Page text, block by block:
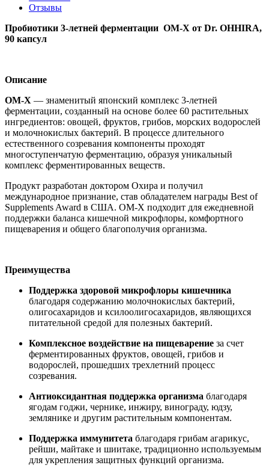
Отзывы
Пробиотики 3-летней ферментации OM-X от Dr. OHHIRA,
90 капсул
Описание
OM-X — знаменитый японский комплекс 3-летней
ферментации, созданный на основе более 60 растительных
ингредиентов: овощей, фруктов, грибов, морских водорослей
и молочнокислых бактерий. В процессе длительного
естественного созревания компоненты проходят
многоступенчатую ферментацию, образуя уникальный
комплекс ферментированных веществ.
Продукт разработан доктором Охира и получил
международное признание, став обладателем награды Best of
Supplements Award в США. OM-X подходит для ежедневной
поддержки баланса кишечной микрофлоры, комфортного
пищеварения и общего благополучия организма.
Преимущества
Поддержка здоровой микрофлоры кишечника
благодаря содержанию молочнокислых бактерий,
олигосахаридов и ксилоолигосахаридов, являющихся
питательной средой для полезных бактерий.
Комплексное воздействие на пищеварение за счет
ферментированных фруктов, овощей, грибов и
водорослей, прошедших трехлетний процесс
созревания.
Антиоксидантная поддержка организма благодаря
ягодам годжи, чернике, инжиру, винограду, юдзу,
землянике и другим растительным компонентам.
Поддержка иммунитета благодаря грибам агарикус,
рейши, майтаке и шиитаке, традиционно используемым
для укрепления защитных функций организма.